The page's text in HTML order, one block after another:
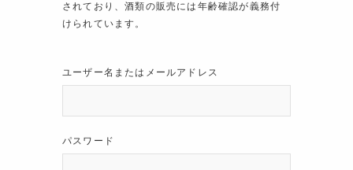
されており、酒類の販売には年齢確認が義務付
けられています。
ユーザー名またはメールアドレス
パスワード